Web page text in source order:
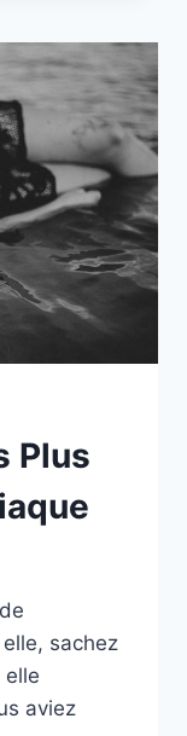
Plus
sachez
elle
aviez